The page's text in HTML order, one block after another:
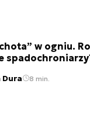
w ogniu.
8 min.